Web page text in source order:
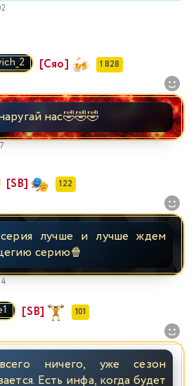
[Сяо] 1 828
нас🤣🤣🤣
[SB] 122
лучше и лучше ждем
серию🍿
[SB] 101
ничего, уже сезон
Есть инфа, когда будет